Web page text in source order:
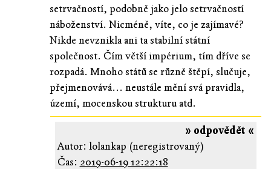
setrvačností, podobně jako jelo setrvačností
náboženství. Nicméně, víte, co je zajímavé?
Nikde nevznikla ani ta stabilní státní
společnost. Čím větší impérium, tím dříve se
rozpadá. Mnoho států se různě štěpí, slučuje,
přejmenovává... neustále mění svá pravidla,
území, mocenskou strukturu atd.
» odpovědět «
Autor: lolankap (neregistrovaný)
Čas: 2019-06-19 12:22:18